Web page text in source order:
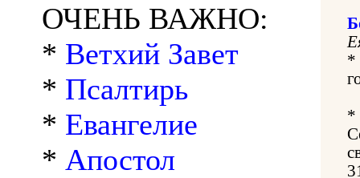
ОЧЕНЬ ВАЖНО:
* Ветхий Завет
* Псалтирь
* Евангелие
* Апостол
*
*